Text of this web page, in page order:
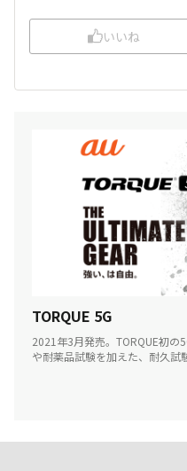
いいね
TORQUE 5G
2021年3月発売。TORQUE初の
や耐薬品試験を加えた、耐久試